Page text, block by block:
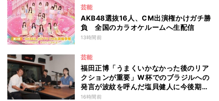
芸能
AKB48選抜16人、CM出演権かけガチ勝
負 全国のカラオケルームへ生配信
13時間前
芸能
福田正博「うまくいかなかった後のリア
クションが重要」W杯でのブラジルへの
発言が波紋を呼んだ塩貝健人に今後期待
することは？
16時間前